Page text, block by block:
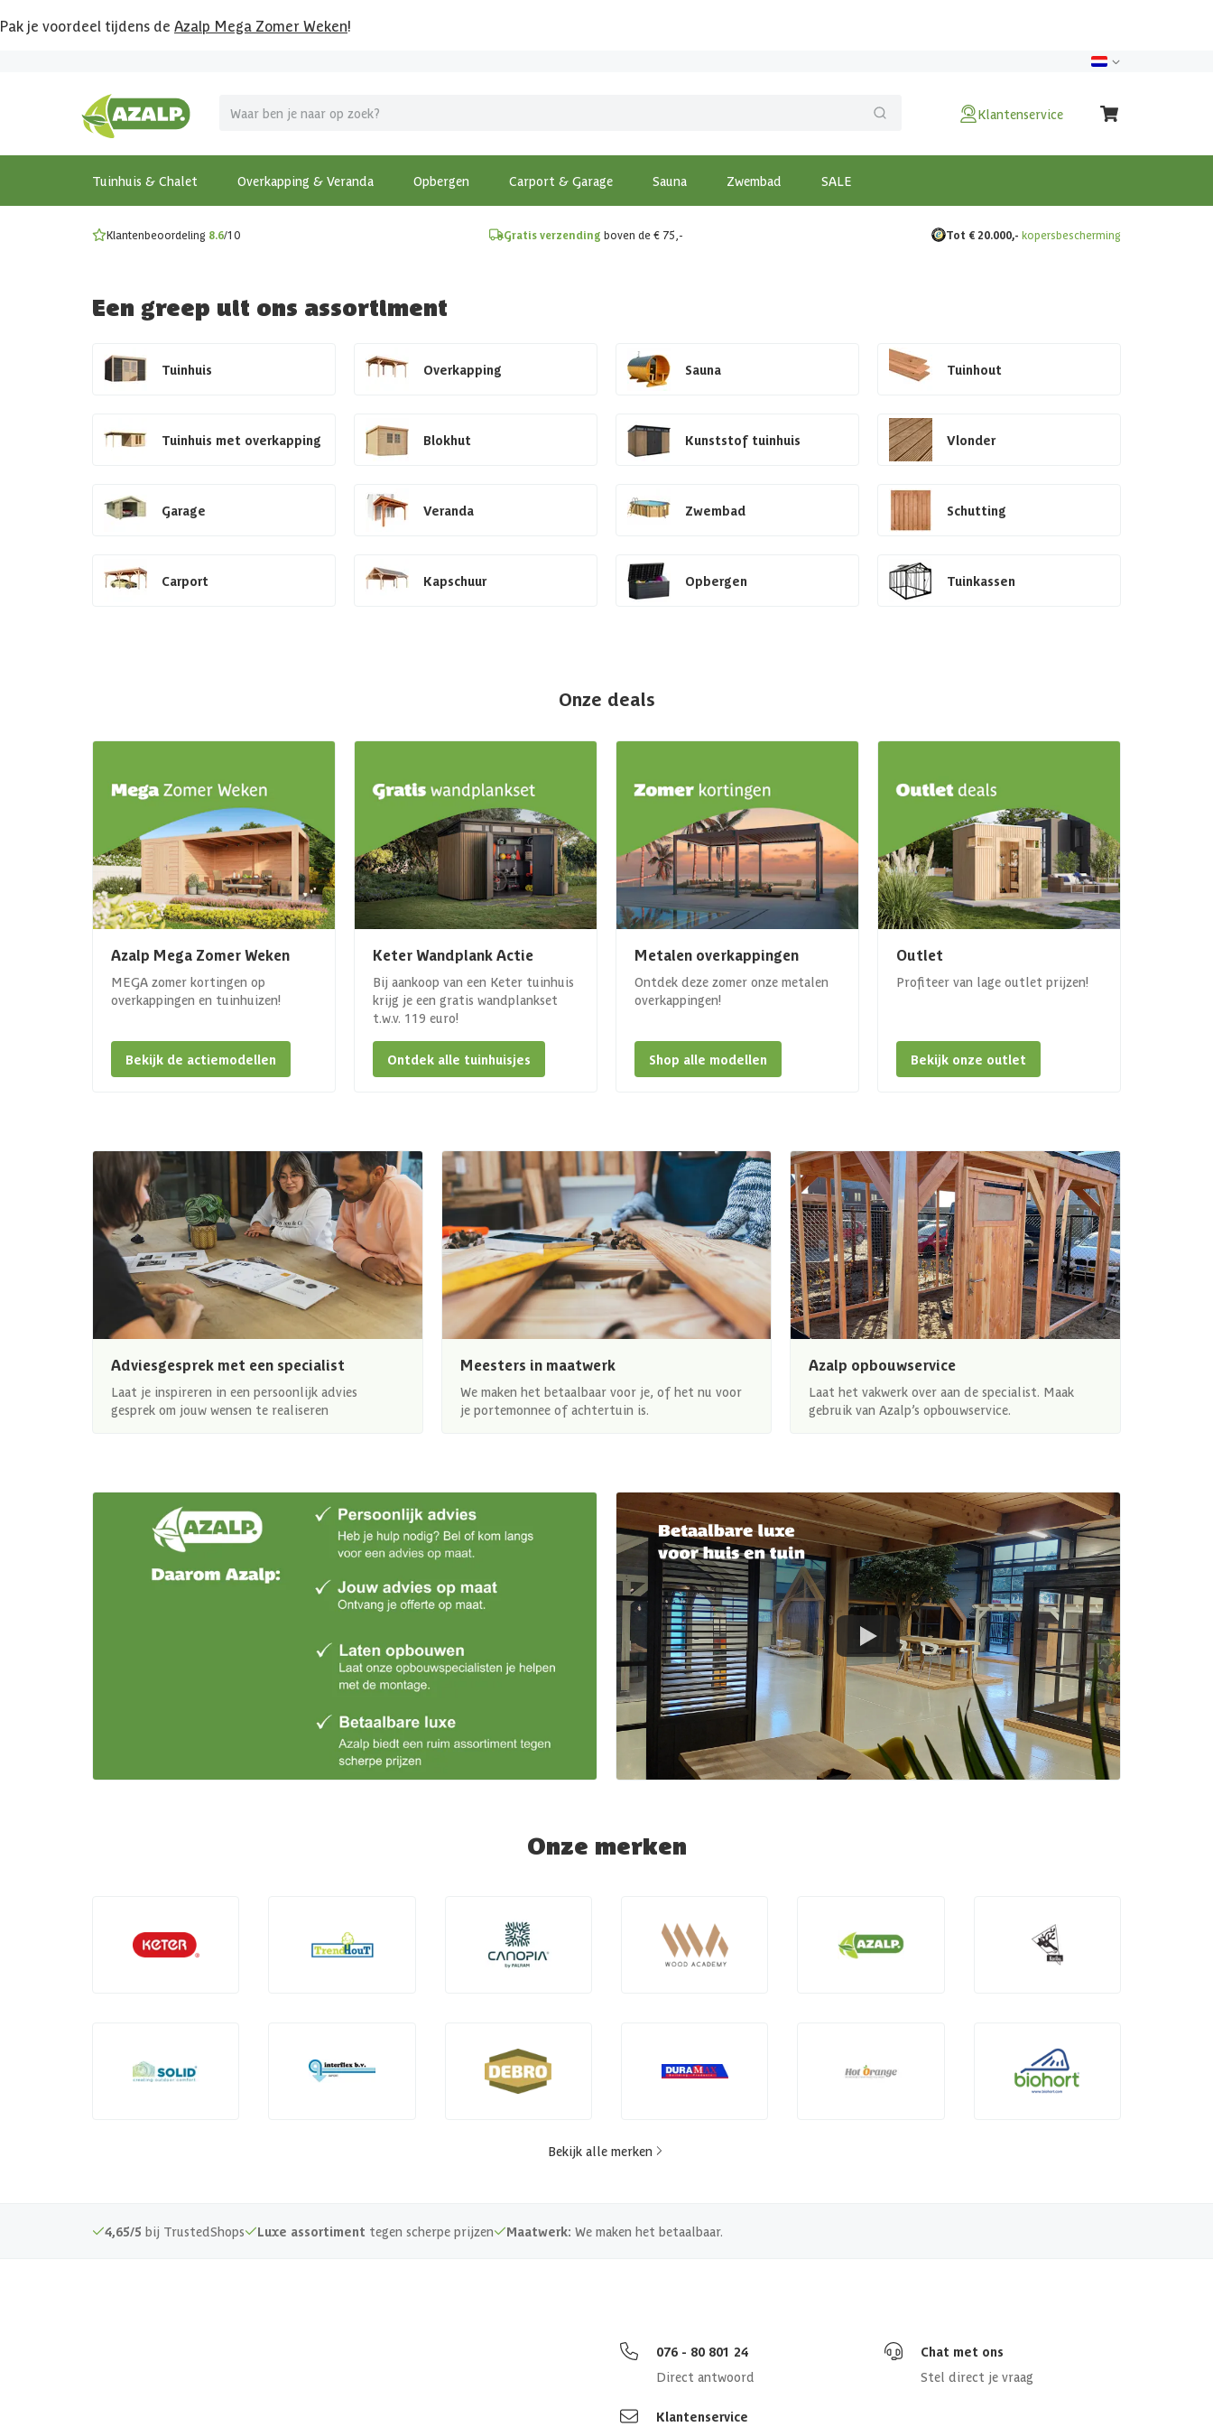
Pak je voordeel tijdens de Azalp Mega Zomer Weken!
Klantenservice
Tuinhuis & Chalet Overkapping & Veranda Opbergen Carport & Garage Sauna Zwembad SALE
MEGA zomer kortingen op overkappingen en tuinhuizen!
Bekijk de actiemodellen
Gratis wandplankset
Ontdek onze metalen overkappingen
Klantenbeoordeling 8.6/10 Gratis verzending boven de € 75,- Tot € 20.000,- kopersbescherming
Een greep uit ons assortiment
Tuinhuis Overkapping Sauna Tuinhout
Tuinhuis met overkapping Blokhut Kunststof tuinhuis Vlonder
Garage Veranda Zwembad Schutting
Carport Kapschuur Opbergen Tuinkassen
Onze deals
Azalp Mega Zomer Weken
MEGA zomer kortingen op
overkappingen en tuinhuizen!
Bekijk de actiemodellen
Keter Wandplank Actie
Bij aankoop van een Keter tuinhuis
krijg je een gratis wandplankset
t.w.v. 119 euro!
Ontdek alle tuinhuisjes
Metalen overkappingen
Ontdek deze zomer onze metalen
overkappingen!
Shop alle modellen
Outlet
Profiteer van lage outlet prijzen!
Bekijk onze outlet
Adviesgesprek met een specialist
Laat je inspireren in een persoonlijk advies
gesprek om jouw wensen te realiseren
Meesters in maatwerk
We maken het betaalbaar voor je, of het nu voor
je portemonnee of achtertuin is.
Azalp opbouwservice
Laat het vakwerk over aan de specialist. Maak
gebruik van Azalp’s opbouwservice.
Onze merken
Bekijk alle merken
4,65/5 bij TrustedShops Luxe assortiment tegen scherpe prijzen Maatwerk: We maken het betaalbaar.
076 - 80 801 24
Direct antwoord
Chat met ons
Stel direct je vraag
Klantenservice